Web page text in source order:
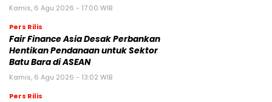
Kamis, 6 Agu 2026 - 17:00 WIB
Pers Rilis
Fair Finance Asia Desak Perbankan
Hentikan Pendanaan untuk Sektor
Batu Bara di ASEAN
Kamis, 6 Agu 2026 - 13:02 WIB
Pers Rilis